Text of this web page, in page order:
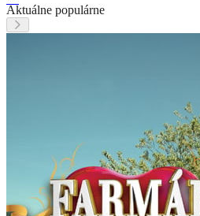
Aktuálne populárne